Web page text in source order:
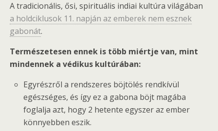
A tradicionális, ősi, spirituális indiai kultúra világában
a holdciklusok 11. napján az emberek nem esznek
gabonát.
Természetesen ennek is több miértje van, mint
mindennek a védikus kultúrában:
Egyrészről a rendszeres böjtölés rendkívül
egészséges, és így ez a gabona böjt magába
foglalja azt, hogy 2 hetente egyszer az ember
könnyebben eszik.